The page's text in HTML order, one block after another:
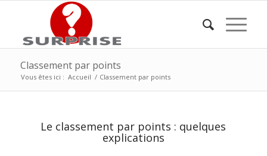
Classement par points
Vous êtes ici : Accueil / Classement par points
Le classement par points : quelques
explications